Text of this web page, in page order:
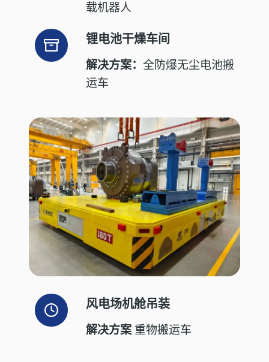
载机器人
锂电池干燥车间
解决方案： 全防爆无尘电池搬
运车
风电场机舱吊装
解决方案重物搬运车